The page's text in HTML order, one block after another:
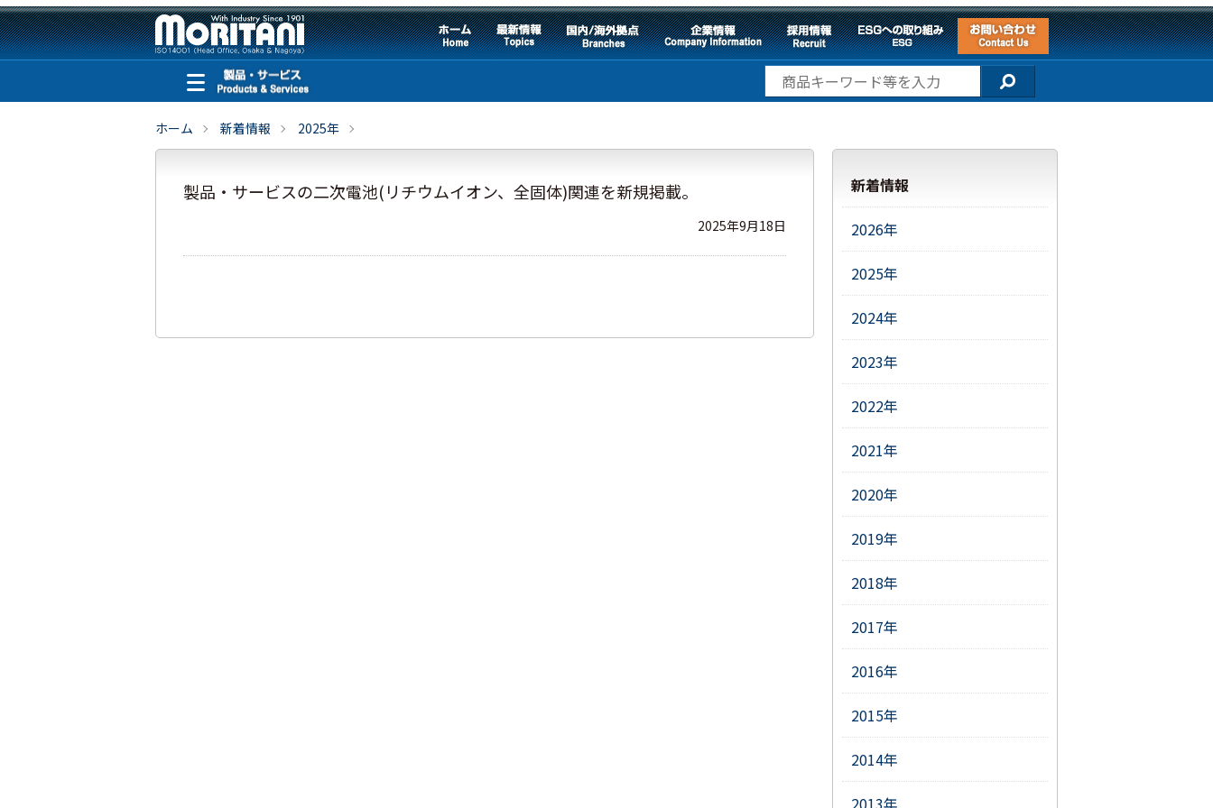
ホーム 新着情報 2025年
製品・サービスの二次電池(リチウムイオン、全固体)関連を新規掲載。
2025年9月18日
新着情報
2026年
2025年
2024年
2023年
2022年
2021年
2020年
2019年
2018年
2017年
2016年
2015年
2014年
2013年